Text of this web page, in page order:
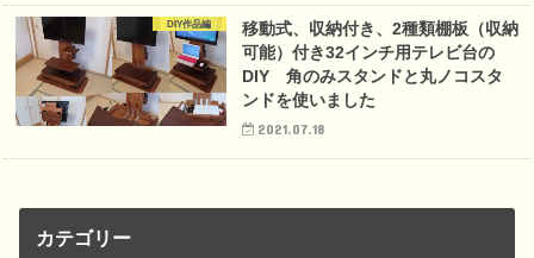
DIY作品編
移動式、収納付き、2種類棚板（収納
可能）付き32インチ用テレビ台の
DIY 角のみスタンドと丸ノコスタ
ンドを使いました
2021.07.18
カテゴリー